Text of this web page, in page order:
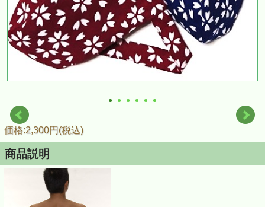
価格:2,300円(税込)
商品説明